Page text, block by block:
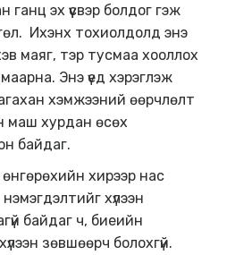
ганц эх үүсвэр болдог гэж
Ихэнх тохиолдолд энэ
маяг, тэр тусмаа хооллох
Энэ үед хэрэглэж
хэмжээний өөрчлөлт
маш хурдан өсөх
байдаг.
хирээр нас
хүлээн
байдаг ч, биеийн
зөвшөөрч болохгүй.